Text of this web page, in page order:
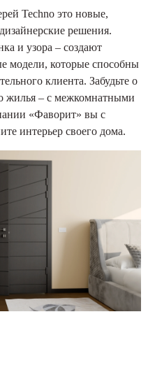
Techno это новые,
решения.
и узора – создают
модели, которые способны
клиента. Забудьте о
жилья – с межкомнатными
«Фаворит» вы с
интерьер своего дома.